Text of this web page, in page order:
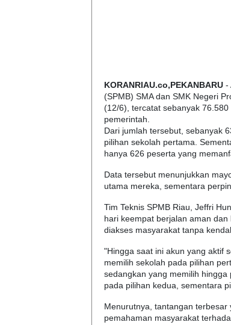
KORANRIAU.co,PEKANBARU -
(SPMB) SMA dan SMK Negeri
(12/6), tercatat sebanyak
pemerintah.
Dari jumlah tersebut, sebanyak
pilihan sekolah pertama.
hanya 626 peserta yang
Data tersebut menunjukkan
utama mereka, sementara
Tim Teknis SPMB Riau, Jeffri
hari keempat berjalan aman
diakses masyarakat tanpa
"Hingga saat ini akun yang aktif
memilih sekolah pada pilihan
sedangkan yang memilih
pada pilihan kedua, sementara
Menurutnya, tantangan
pemahaman masyarakat